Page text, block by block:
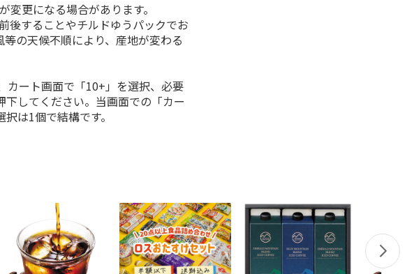
変更になる場合があります。
後することやチルドゆうパックでお
の天候不順により、産地が変わる
ート画面で「10+」を選択、必要
してください。当画面での「カー
は1個で結構です。